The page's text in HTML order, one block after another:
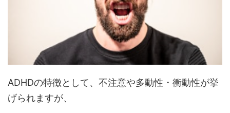
ADHDの特徴として、不注意や多動性・衝動性が挙
げられますが、